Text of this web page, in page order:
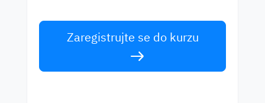
Zaregistrujte se do kurzu